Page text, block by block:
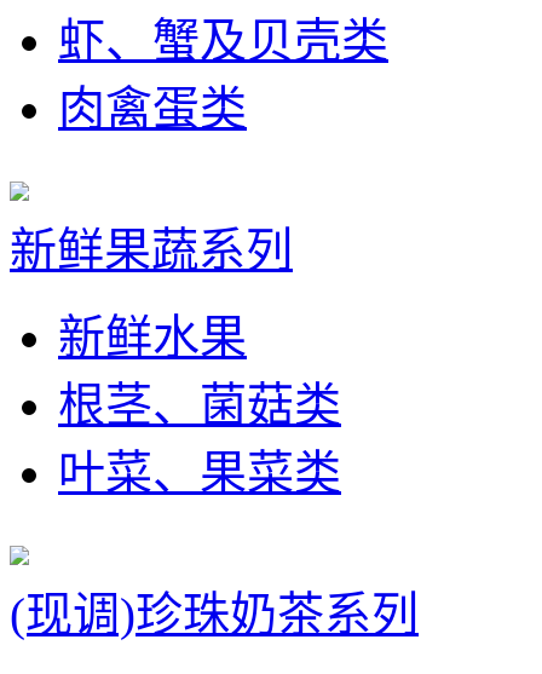
虾、蟹及贝壳类
肉禽蛋类
新鲜果蔬系列
新鲜水果
根茎、菌菇类
叶菜、果菜类
(现调)珍珠奶茶系列